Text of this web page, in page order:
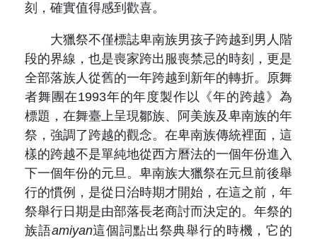
刻，確實值得感到歡喜。
大獵祭不僅標誌卑南族男孩子跨越到男人階
段的界線，也是喪家跨出服喪禁忌的時刻，更是
全部落族人從舊的一年跨越到新年的轉折。原舞
者舞團在1993年的年度製作以《年的跨越》為
標題，在舞臺上呈現鄒族、阿美族及卑南族的年
祭，強調了跨越的觀念。在卑南族傳統裡面，這
樣的跨越不是單純地從西方曆法的一個年份進入
下一個年份的元旦。卑南族大獵祭在元旦前後舉
行的慣例，是從日治時期才開始，在這之前，年
祭舉行日期是由部落長老商討而決定的。年祭的
族語amiyan這個詞點出祭典舉行的時機，它的